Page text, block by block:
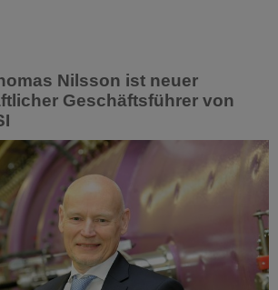
Nilsson ist neuer
Geschäftsführer von